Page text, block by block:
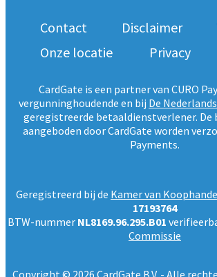
Contact Disclaimer
Onze locatie
Privacy
CardGate is een partner van CURO
vergunninghoudende en bij De
geregistreerde betaaldienstverlener. De
aangeboden door CardGate worden
Payments.
Geregistreerd bij de Kamer van
17193764
BTW-nummer NL8169.96.295.B01
Commissie
Copyright © 2026 CardGate B.V. - Alle